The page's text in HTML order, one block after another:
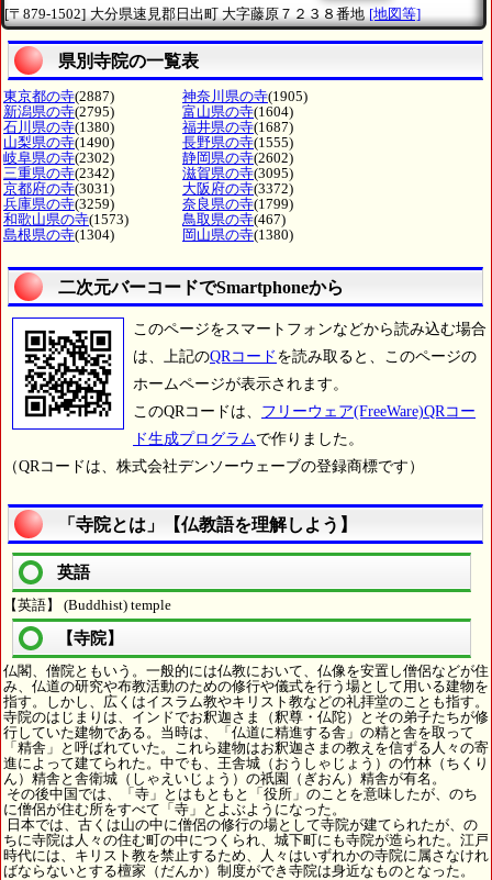
[〒879-1502] 大分県速見郡日出町 大字藤原７２３８番地 [地図等]
県別寺院の一覧表
東京都の寺(2887) 神奈川県の寺(1905)
新潟県の寺(2795) 富山県の寺(1604)
石川県の寺(1380) 福井県の寺(1687)
山梨県の寺(1490) 長野県の寺(1555)
岐阜県の寺(2302) 静岡県の寺(2602)
三重県の寺(2342) 滋賀県の寺(3095)
京都府の寺(3031) 大阪府の寺(3372)
兵庫県の寺(3259) 奈良県の寺(1799)
和歌山県の寺(1573) 鳥取県の寺(467)
島根県の寺(1304) 岡山県の寺(1380)
二次元バーコードでSmartphoneから
このページをスマートフォンなどから読み込む場合
は、上記のQRコード を読み取ると、このページの
ホームページが表示されます。
このQRコードは、 フリーウェア(FreeWare)QRコー
ド生成プログラムで作りました。
（QRコードは、株式会社デンソーウェーブの登録商標です）
「寺院とは」【仏教語を理解しよう】
英語
【英語】 (Buddhist) temple
【寺院】
仏閣、僧院ともいう。一般的には仏教において、仏像を安置し僧侶などが住
み、仏道の研究や布教活動のための修行や儀式を行う場として用いる建物を
指す。しかし、広くはイスラム教やキリスト教などの礼拝堂のことも指す。
寺院のはじまりは、インドでお釈迦さま（釈尊・仏陀）とその弟子たちが修
行していた建物である。当時は、「仏道に精進する舎」の精と舎を取って
「精舎」と呼ばれていた。これら建物はお釈迦さまの教えを信ずる人々の寄
進によって建てられた。中でも、王舎城（おうしゃじょう）の竹林（ちくり
ん）精舎と舎衛城（しゃえいじょう）の祇園（ぎおん）精舎が有名。
その後中国では、「寺」とはもともと「役所」のことを意味したが、のち
に僧侶が住む所をすべて「寺」とよぶようになった。
日本では、古くは山の中に僧侶の修行の場として寺院が建てられたが、の
ちに寺院は人々の住む町の中につくられ、城下町にも寺院が造られた。江戸
時代には、キリスト教を禁止するため、人々はいずれかの寺院に属さなけれ
ばならないとする檀家（だんか）制度ができ寺院は身近なものとなった。